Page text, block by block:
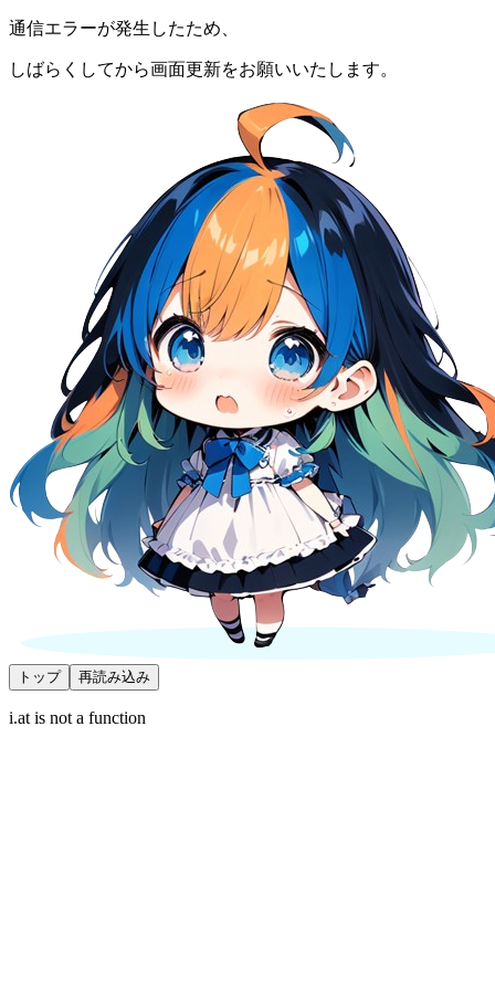
通信エラーが発生したため、
しばらくしてから画面更新をお願いいたします。
トップ 再読み込み
i.at is not a function